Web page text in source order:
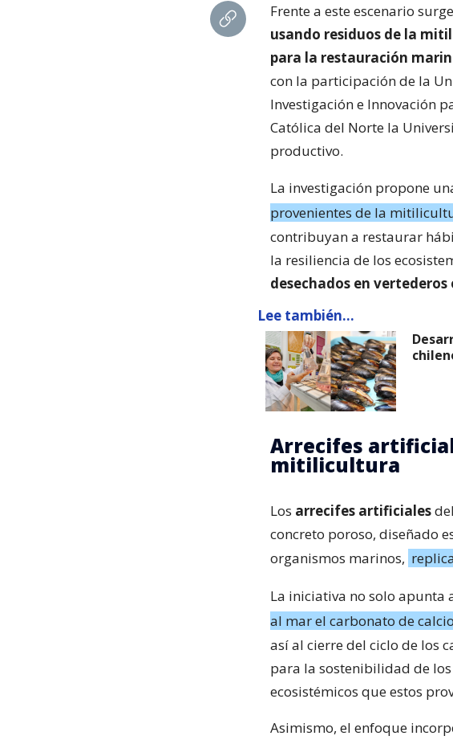
Frente a este escenario
usando residuos de la
para la restauración
con la participación de la
Investigación e Innovación
Católica del Norte la
productivo.
La investigación propone
provenientes de la
contribuyan a restaurar
la resiliencia de los
desechados en
Lee también...
Arrecifes
mitilicultura
Los arrecifes artificiales
concreto poroso, diseñado
organismos marinos,
La iniciativa no solo apunta
al mar el carbonato de
así al cierre del ciclo de los
para la sostenibilidad de
ecosistémicos que estos
Asimismo, el enfoque